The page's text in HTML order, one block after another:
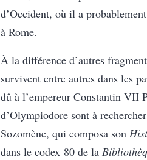
d’Occident, où il a
à Rome.
À la différence d’autres
survivent entre autres dans les
dû à l’empereur Constantin VII
d’Olympiodore sont à
Sozomène, qui composa son
dans le codex 80 de la